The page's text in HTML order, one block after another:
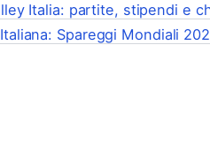
Italia: partite, stipendi e
Spareggi Mondiali